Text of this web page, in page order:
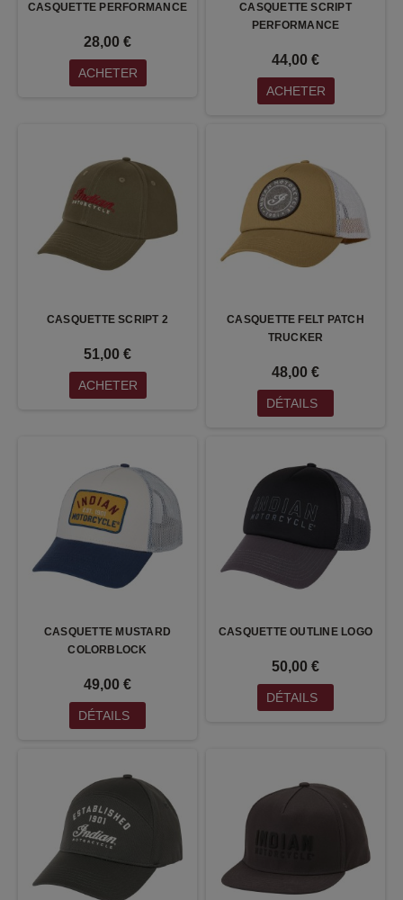
CASQUETTE PERFORMANCE
28,00 €
ACHETER
CASQUETTE SCRIPT
PERFORMANCE
44,00 €
ACHETER
CASQUETTE SCRIPT 2
51,00 €
ACHETER
CASQUETTE FELT PATCH
TRUCKER
48,00 €
DÉTAILS
CASQUETTE MUSTARD
COLORBLOCK
49,00 €
DÉTAILS
CASQUETTE OUTLINE LOGO
50,00 €
DÉTAILS